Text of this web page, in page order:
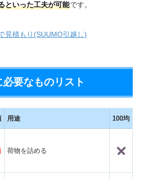
といった工夫が可能です。
見積もり(SUUMO引越し)
要なものリスト
用途 100均
荷物を詰める